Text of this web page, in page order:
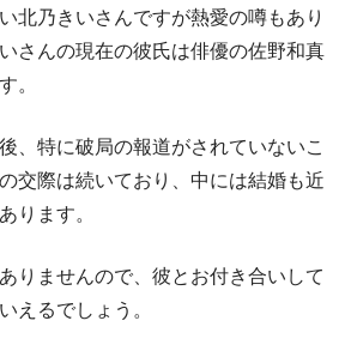
北乃きいさんですが熱愛の噂もあり
さんの現在の彼氏は俳優の佐野和真
。
、特に破局の報道がされていないこ
交際は続いており、中には結婚も近
ります。
りませんので、彼とお付き合いして
えるでしょう。